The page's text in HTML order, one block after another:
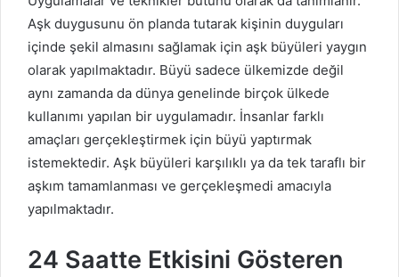
Aşk duygusunu ön planda tutarak kişinin duyguları
içinde şekil almasını sağlamak için aşk büyüleri yaygın
olarak yapılmaktadır. Büyü sadece ülkemizde değil
aynı zamanda da dünya genelinde birçok ülkede
kullanımı yapılan bir uygulamadır. İnsanlar farklı
amaçları gerçekleştirmek için büyü yaptırmak
istemektedir. Aşk büyüleri karşılıklı ya da tek taraflı bir
aşkım tamamlanması ve gerçekleşmedi amacıyla
yapılmaktadır.
24 Saatte Etkisini Gösteren